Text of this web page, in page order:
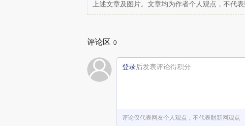
上述文章及图片。文章均为作者个人观点，不代表
评论区 0
登录后发表评论得积分
评论仅代表网友个人观点，不代表财新网观点